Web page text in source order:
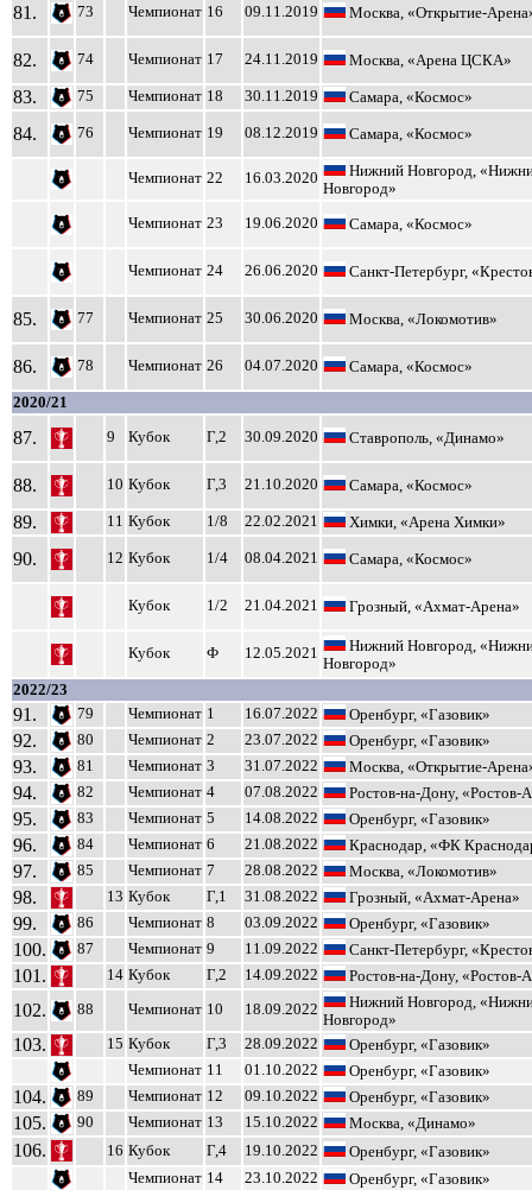
81. 73 Чемпионат 16 09.11.2019 Москва, «Открытие-
82. 74 Чемпионат 17 24.11.2019 Москва, «Арена ЦСКА»
83. 75 Чемпионат 18 30.11.2019 Самара, «Космос»
84. 76 Чемпионат 19 08.12.2019 Самара, «Космос»
Чемпионат 22 16.03.2020
Нижний Новгород,
Новгород»
Чемпионат 23 19.06.2020 Самара, «Космос»
Чемпионат 24 26.06.2020 Санкт-Петербург,
85. 77 Чемпионат 25 30.06.2020 Москва, «Локомотив»
86. 78 Чемпионат 26 04.07.2020 Самара, «Космос»
2020/21
87. 9 Кубок Г,2 30.09.2020 Ставрополь, «Динамо»
88. 10 Кубок Г,3 21.10.2020 Самара, «Космос»
89. 11 Кубок 1/8 22.02.2021 Химки, «Арена Химки»
90. 12 Кубок 1/4 08.04.2021 Самара, «Космос»
Кубок 1/2 21.04.2021 Грозный, «Ахмат-Арена»
Кубок Ф 12.05.2021
Нижний Новгород,
Новгород»
2022/23
91. 79 Чемпионат 1 16.07.2022 Оренбург, «Газовик»
92. 80 Чемпионат 2 23.07.2022 Оренбург, «Газовик»
93. 81 Чемпионат 3 31.07.2022 Москва, «Открытие-
94. 82 Чемпионат 4 07.08.2022 Ростов-на-Дону, «Ростов-
95. 83 Чемпионат 5 14.08.2022 Оренбург, «Газовик»
96. 84 Чемпионат 6 21.08.2022 Краснодар, «ФК
97. 85 Чемпионат 7 28.08.2022 Москва, «Локомотив»
98. 13 Кубок Г,1 31.08.2022 Грозный, «Ахмат-Арена»
99. 86 Чемпионат 8 03.09.2022 Оренбург, «Газовик»
100. 87 Чемпионат 9 11.09.2022 Санкт-Петербург,
101. 14 Кубок Г,2 14.09.2022 Ростов-на-Дону, «Ростов-
102. 88 Чемпионат 10 18.09.2022
Нижний Новгород,
Новгород»
103. 15 Кубок Г,3 28.09.2022
Оренбург, «Газовик»
Чемпионат 11 01.10.2022 Оренбург, «Газовик»
104. 89 Чемпионат 12 09.10.2022 Оренбург, «Газовик»
105. 90 Чемпионат 13 15.10.2022 Москва, «Динамо»
106. 16 Кубок Г,4 19.10.2022
Оренбург, «Газовик»
Чемпионат 14 23.10.2022
Оренбург, «Газовик»